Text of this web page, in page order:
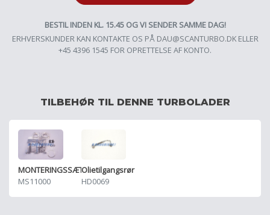
BESTIL INDEN KL. 15.45 OG VI SENDER SAMME DAG!
ERHVERSKUNDER KAN KONTAKTE OS PÅ DAU@SCANTURBO.DKELLER
+45 4396 1545 FOR OPRETTELSE AF KONTO.
TILBEHØR TIL DENNE TURBOLADER
MONTERINGSSÆT
MS11000
Olietilgangsrør
HD0069